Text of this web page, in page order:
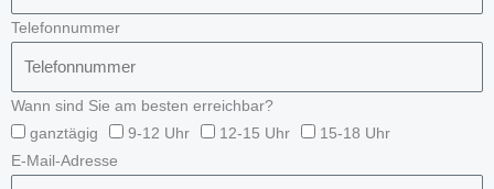
Telefonnummer
Wann sind Sie am besten erreichbar?
ganztägig
9-12 Uhr 12-15 Uhr
15-18 Uhr
E-Mail-Adresse